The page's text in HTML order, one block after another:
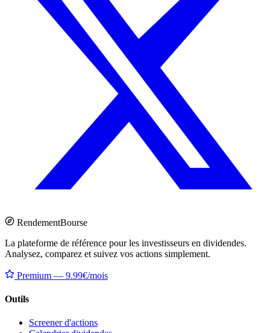
RendementBourse
La plateforme de référence pour les investisseurs en dividendes.
Analysez, comparez et suivez vos actions simplement.
Premium — 9.99€/mois
Outils
Screener d'actions